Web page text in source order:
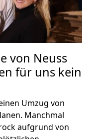
von Neuss
für uns kein
Umzug von
Manchmal
aufgrund von